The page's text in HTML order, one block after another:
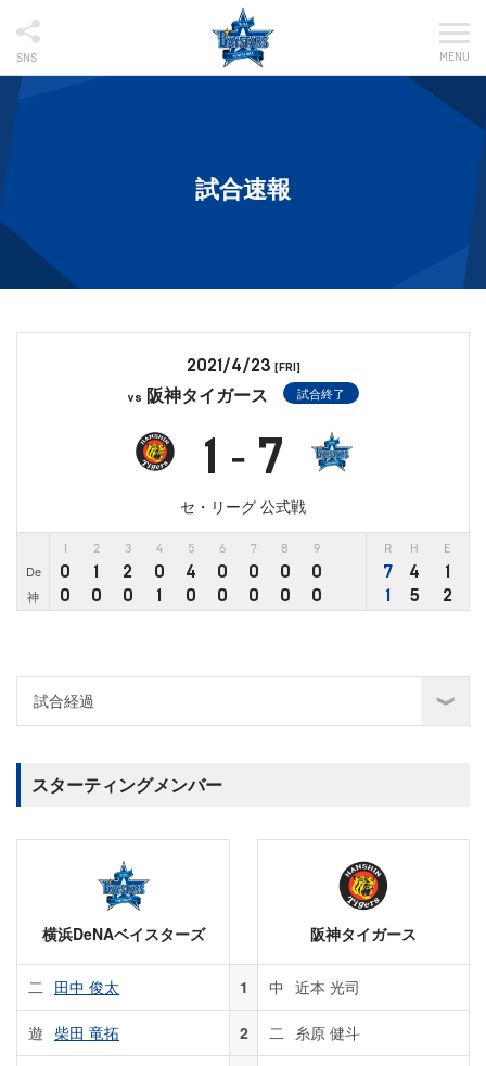
SNS MENU
試合速報
2021/4/23 [FRI]
vs 阪神タイガース 試合終了
1 - 7
セ・リーグ 公式戦
2 3 4 5 6 7 8 9 R H E
De 0 1 2 0 4 0 0 0 0 7 4 1
神 0 0 0 1 0 0 0 0 0 1 5 2
スターティングメンバー
横浜DeNAベイスターズ 阪神タイガース
二 田中 俊太 1 中 近本 光司
遊 柴田 竜拓 2 二 糸原 健斗